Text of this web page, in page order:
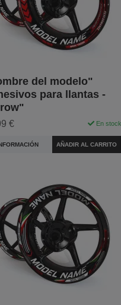
del modelo"
para llantas -
€ En stock
AÑADIR AL CARRITO